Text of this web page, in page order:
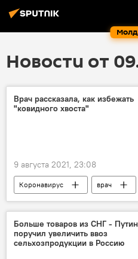
Новости от
Врач рассказала, как избежать
"ковидного хвоста"
9 августа 2021, 23:08
Коронавирус врач
Больше товаров из СНГ - Путин
поручил увеличить ввоз
сельхозпродукции в Россию